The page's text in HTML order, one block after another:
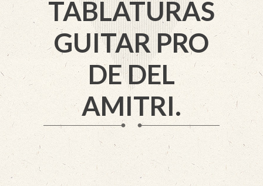
TABLATURAS
GUITAR PRO
DE DEL
AMITRI.